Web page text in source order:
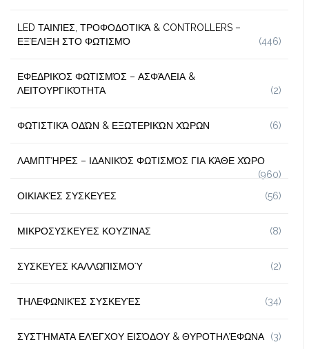
LED ΤΑΙΝΊΕΣ, ΤΡΟΦΟΔΟΤΙΚΆ & CONTROLLERS –
ΕΞΈΛΙΞΗ ΣΤΟ ΦΩΤΙΣΜΌ
(446)
ΕΦΕΔΡΙΚΌΣ ΦΩΤΙΣΜΌΣ – ΑΣΦΆΛΕΙΑ &
ΛΕΙΤΟΥΡΓΙΚΌΤΗΤΑ
(2)
ΦΩΤΙΣΤΙΚΆ ΟΔΏΝ & ΕΞΩΤΕΡΙΚΏΝ ΧΏΡΩΝ (6)
ΛΑΜΠΤΉΡΕΣ – ΙΔΑΝΙΚΌΣ ΦΩΤΙΣΜΌΣ ΓΙΑ ΚΆΘΕ ΧΏΡΟ
(960)
ΟΙΚΙΑΚΈΣ ΣΥΣΚΕΥΈΣ
(56)
ΜΙΚΡΟΣΥΣΚΕΥΈΣ ΚΟΥΖΊΝΑΣ (8)
ΣΥΣΚΕΥΈΣ ΚΑΛΛΩΠΙΣΜΟΎ (2)
ΤΗΛΕΦΩΝΙΚΈΣ ΣΥΣΚΕΥΈΣ (34)
ΣΥΣΤΉΜΑΤΑ ΕΛΈΓΧΟΥ ΕΙΣΌΔΟΥ & ΘΥΡΟΤΗΛΈΦΩΝΑ (3)